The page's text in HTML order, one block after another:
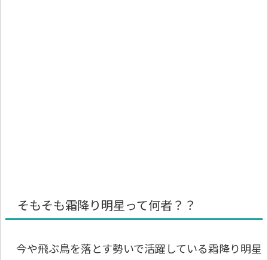
そもそも霜降り明星って何者？？
今や飛ぶ鳥を落とす勢いで活躍している霜降り明星